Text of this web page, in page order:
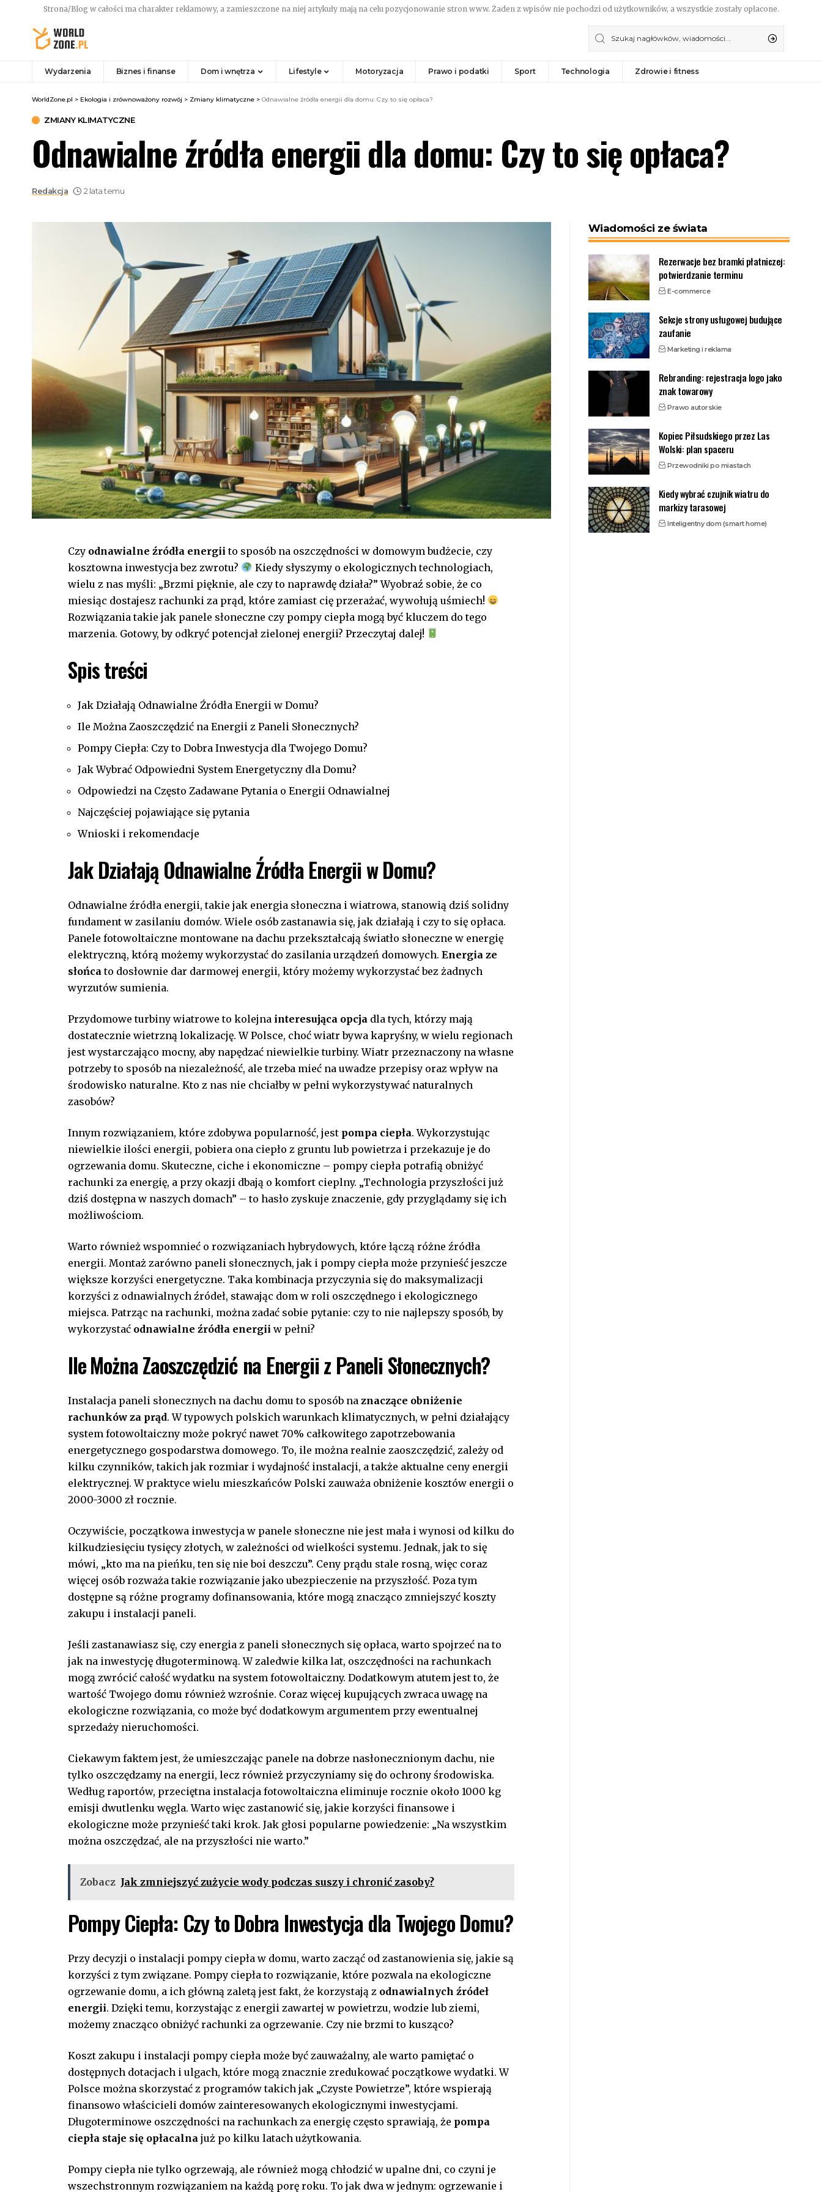
Strona/Blog w całości ma charakter reklamowy, a zamieszczone na niej artykuły mają na celu pozycjonowanie stron www. Żaden z wpisów nie pochodzi od użytkowników, a wszystkie zostały opłacone.
Wydarzenia Biznes i finanse Dom i wnętrza Lifestyle Motoryzacja Prawo i podatki Sport Technologia Zdrowie i fitness
WorldZone.pl > Ekologia i zrównoważony rozwój > Zmiany klimatyczne > Odnawialne źródła energii dla domu: Czy to się opłaca?
ZMIANY KLIMATYCZNE
Odnawialne źródła energii dla domu: Czy to się opłaca?
Redakcja 2 lata temu
Czy odnawialne źródła energii to sposób na oszczędności w domowym budżecie, czy
kosztowna inwestycja bez zwrotu?
Kiedy słyszymy o ekologicznych technologiach,
wielu z nas myśli: „Brzmi pięknie, ale czy to ⁤naprawdę działa?”⁤ Wyobraź sobie, że co
miesiąc ⁣dostajesz rachunki ‍za prąd, które zamiast cię‍ przerażać,⁤ wywołują uśmiech!
Rozwiązania takie jak panele słoneczne czy pompy ciepła mogą być kluczem do tego
marzenia. Gotowy, by odkryć potencjał zielonej energii? Przeczytaj dalej!
Spis treści
Jak Działają Odnawialne Źródła Energii w Domu?
Ile ​Można Zaoszczędzić na Energii z Paneli Słonecznych?
Pompy Ciepła: Czy​ to Dobra Inwestycja dla Twojego Domu?
Jak Wybrać Odpowiedni System Energetyczny dla Domu?
Odpowiedzi na ‍Często⁢ Zadawane Pytania o Energii Odnawialnej
Najczęściej pojawiające się pytania
Wnioski ⁤i rekomendacje
Jak Działają Odnawialne Źródła Energii w Domu?
Odnawialne źródła ⁢energii, takie jak energia słoneczna i ​wiatrowa, stanowią ⁢dziś solidny
fundament w zasilaniu domów. Wiele osób zastanawia się, jak działają i ​czy to⁢ się opłaca.
Panele fotowoltaiczne montowane na dachu przekształcają światło słoneczne ⁢w energię
elektryczną, którą możemy wykorzystać do zasilania urządzeń domowych.Energia ze
słońca to dosłownie dar darmowej energii, który możemy ‍wykorzystać bez żadnych
wyrzutów sumienia.
Przydomowe ​turbiny wiatrowe to⁣ kolejna interesująca opcja dla tych, którzy mają
dostatecznie wietrzną lokalizację. W Polsce, choć‌ wiatr bywa kapryśny, w wielu regionach
jest ‍wystarczająco mocny, aby napędzać niewielkie turbiny. Wiatr przeznaczony na własne
potrzeby to​ sposób na‍ niezależność, ale trzeba mieć na uwadze przepisy oraz wpływ na
środowisko naturalne. Kto⁤ z nas nie⁣ chciałby w pełni wykorzystywać naturalnych
zasobów?
Innym rozwiązaniem, które zdobywa ⁢popularność, jest pompa ciepła.‌ Wykorzystując
niewielkie ilości energii, pobiera ⁣ona ciepło z gruntu ‍lub powietrza i‌ przekazuje je do
ogrzewania domu.⁤ Skuteczne, ciche ‌i ekonomiczne – pompy ciepła potrafią obniżyć
rachunki za energię, a przy okazji dbają o komfort ‌cieplny. „Technologia przyszłości​ już
dziś dostępna w naszych domach” –‌ to hasło zyskuje ‌znaczenie, gdy przyglądamy się ich
⁣możliwościom.
Warto również⁣ wspomnieć o rozwiązaniach hybrydowych, które łączą różne⁢ źródła
energii. Montaż zarówno paneli słonecznych, jak i pompy ciepła może przynieść jeszcze
większe korzyści energetyczne. Taka kombinacja przyczynia się do maksymalizacji
korzyści z‍ odnawialnych ⁢źródeł, stawając dom w roli oszczędnego ⁤i ekologicznego
miejsca. Patrząc na rachunki, można zadać⁢ sobie‌ pytanie: czy to nie najlepszy sposób, by
wykorzystać odnawialne źródła energii w pełni?
Ile ⁣Można Zaoszczędzić na Energii z Paneli Słonecznych?
Instalacja paneli słonecznych na dachu domu to sposób naznaczące obniżenie
rachunków za prąd. W typowych polskich warunkach klimatycznych, w pełni ‍działający
system fotowoltaiczny może pokryć nawet 70% całkowitego zapotrzebowania‍
energetycznego gospodarstwa domowego. To, ile można realnie zaoszczędzić, zależy ‍od
kilku czynników, takich jak rozmiar i wydajność instalacji, a także aktualne ceny⁣ energii
elektrycznej. W praktyce wielu mieszkańców Polski zauważa obniżenie kosztów energii o
2000-3000 zł rocznie.
Oczywiście, początkowa inwestycja w panele słoneczne nie jest mała i wynosi od kilku do
kilkudziesięciu tysięcy złotych, w zależności od wielkości systemu. Jednak, jak to się​
mówi, „kto ma na pieńku, ten się nie boi deszczu”. Ceny​ prądu stale rosną, więc coraz
więcej osób rozważa takie rozwiązanie jako ⁤ubezpieczenie ‌na przyszłość. Poza tym
dostępne są różne programy dofinansowania, które mogą znacząco zmniejszyć koszty
zakupu i instalacji paneli.
Jeśli zastanawiasz się, czy energia z ⁤paneli słonecznych się opłaca, ⁤warto spojrzeć⁤ na to
jak na inwestycję długoterminową. W zaledwie kilka lat, oszczędności na rachunkach
mogą zwrócić całość‍ wydatku na system fotowoltaiczny. Dodatkowym atutem jest to, że
wartość Twojego domu również wzrośnie. Coraz więcej kupujących zwraca uwagę ⁢na
ekologiczne rozwiązania, co może być dodatkowym argumentem ‍przy​ ewentualnej
sprzedaży nieruchomości.
Ciekawym faktem jest,​ że umieszczając panele ⁤na ⁤dobrze nasłonecznionym dachu, nie
tylko oszczędzamy na energii,​ lecz ‌również przyczyniamy się ⁣do ochrony środowiska.
Według raportów, przeciętna instalacja fotowoltaiczna eliminuje rocznie około 1000 ⁤kg
emisji dwutlenku ⁣węgla. Warto‌ więc zastanowić się, jakie ‌korzyści finansowe ‍i
ekologiczne może przynieść taki krok. Jak głosi⁣ popularne powiedzenie:⁤ „Na‍ wszystkim ​
można oszczędzać, ale na przyszłości nie warto.”
Zobacz Jak zmniejszyć zużycie wody podczas suszy i chronić zasoby?
Pompy Ciepła: Czy​ to Dobra Inwestycja dla Twojego Domu?
Przy decyzji o instalacji⁢ pompy ciepła‌ w domu, warto zacząć od zastanowienia się, jakie‍ są
korzyści z tym związane. Pompy ciepła to rozwiązanie, które pozwala na ekologiczne
ogrzewanie domu, a ich ‌główną zaletą jest fakt, że korzystają z odnawialnych źródeł
energii. Dzięki temu, korzystając z energii zawartej​ w powietrzu, wodzie lub ziemi,
możemy ‌znacząco obniżyć rachunki za ogrzewanie. Czy nie brzmi to kusząco?
Koszt zakupu i instalacji pompy ciepła może być zauważalny, ale warto ⁣pamiętać o
dostępnych dotacjach i⁢ ulgach, które mogą znacznie zredukować‍ początkowe wydatki. W
Polsce można skorzystać z programów takich ⁣jak „Czyste Powietrze”, które wspierają
finansowo właścicieli domów‌ zainteresowanych ekologicznymi inwestycjami.
Długoterminowe oszczędności na rachunkach za energię często sprawiają, że pompa
ciepła staje się opłacalna już⁤ po kilku latach użytkowania.
Pompy ciepła nie tylko ogrzewają, ale również mogą chłodzić w upalne dni, co czyni je
‌wszechstronnym rozwiązaniem na każdą porę roku. To ‍jak dwa w jednym: ogrzewanie ​i
Wiadomości ze świata
Rezerwacje bez bramki płatniczej:
potwierdzanie terminu
E-commerce
Sekcje strony usługowej budujące
zaufanie
Marketing i reklama
Rebranding: rejestracja logo jako
znak towarowy
Prawo autorskie
Kopiec Piłsudskiego przez Las
Wolski: plan spaceru
Przewodniki po miastach
Kiedy wybrać czujnik wiatru do
markizy tarasowej
Inteligentny dom (smart home)